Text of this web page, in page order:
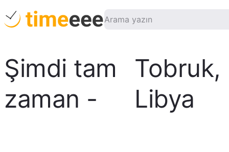
Şimdi tam
zaman -
Tobruk,
Libya